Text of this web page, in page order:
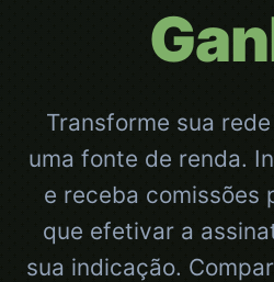
Transforme sua
uma fonte de renda.
e receba comissões
que efetivar a
sua indicação.